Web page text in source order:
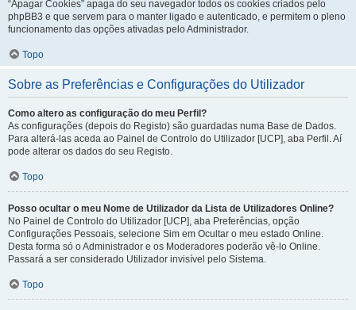
“Apagar Cookies” apaga do seu navegador todos os cookies criados pelo
phpBB3 e que servem para o manter ligado e autenticado, e permitem o pleno
funcionamento das opções ativadas pelo Administrador.
Topo
Sobre as Preferências e Configurações do Utilizador
Como altero as configuração do meu Perfil?
As configurações (depois do Registo) são guardadas numa Base de Dados.
Para alterá-las aceda ao Painel de Controlo do Utilizador [UCP], aba Perfil. Aí
pode alterar os dados do seu Registo.
Topo
Posso ocultar o meu Nome de Utilizador da Lista de Utilizadores Online?
No Painel de Controlo do Utilizador [UCP], aba Preferências, opção
Configurações Pessoais, selecione Sim em Ocultar o meu estado Online.
Desta forma só o Administrador e os Moderadores poderão vê-lo Online.
Passará a ser considerado Utilizador invisível pelo Sistema.
Topo